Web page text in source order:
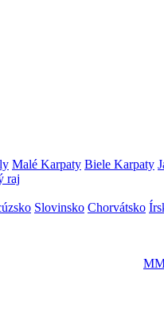
Malé Karpaty Biele Karpaty
raj
Slovinsko Chorvátsko